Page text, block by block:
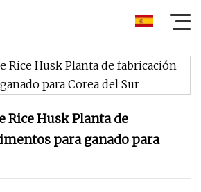
Rice Husk Planta de
para ganado para